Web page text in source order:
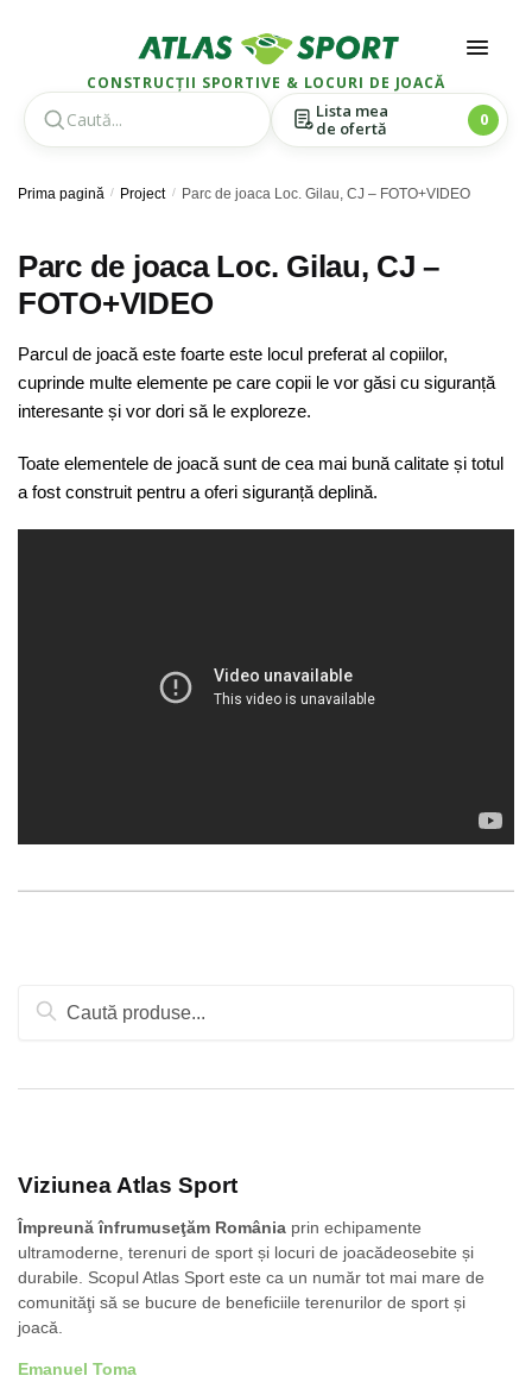
CONSTRUCȚII SPORTIVE & LOCURI DE JOACĂ
Lista mea
de ofertă
0
Prima pagină / Project / Parc de joaca Loc. Gilau, CJ – FOTO+VIDEO
Parc de joaca Loc. Gilau, CJ –
FOTO+VIDEO
Parcul de joacă este foarte este locul preferat al copiilor,
cuprinde multe elemente pe care copii le vor găsi cu siguranță
interesante și vor dori să le exploreze.
Toate elementele de joacă sunt de cea mai bună calitate și totul
a fost construit pentru a oferi siguranță deplină.
Caută
Viziunea Atlas Sport
Împreună înfrumuseţăm România prin echipamente
ultramoderne, terenuri de sport și locuri de joacădeosebite și
durabile. Scopul Atlas Sport este ca un număr tot mai mare de
comunităţi să se bucure de beneficiile terenurilor de sport și
joacă.
Emanuel Toma